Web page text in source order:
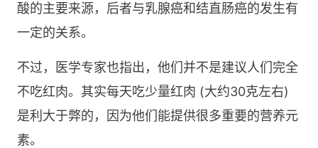
酸的主要来源，后者与乳腺癌和结直肠癌的发生有
一定的关系。
不过，医学专家也指出，他们并不是建议人们完全
不吃红肉。其实每天吃少量红肉 (大约30克左右)
是利大于弊的，因为他们能提供很多重要的营养元
素。